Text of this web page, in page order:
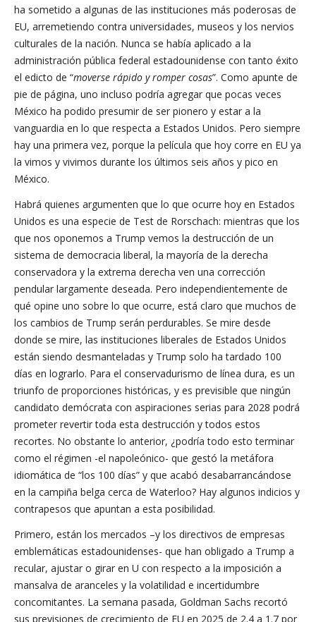
ha sometido a algunas de las instituciones más poderosas de
EU, arremetiendo contra universidades, museos y los nervios
culturales de la nación. Nunca se había aplicado a la
administración pública federal estadounidense con tanto éxito
el edicto de “moverse rápido y romper cosas”. Como apunte de
pie de página, uno incluso podría agregar que pocas veces
México ha podido presumir de ser pionero y estar a la
vanguardia en lo que respecta a Estados Unidos. Pero siempre
hay una primera vez, porque la película que hoy corre en EU ya
la vimos y vivimos durante los últimos seis años y pico en
México.
Habrá quienes argumenten que lo que ocurre hoy en Estados
Unidos es una especie de Test de Rorschach: mientras que los
que nos oponemos a Trump vemos la destrucción de un
sistema de democracia liberal, la mayoría de la derecha
conservadora y la extrema derecha ven una corrección
pendular largamente deseada. Pero independientemente de
qué opine uno sobre lo que ocurre, está claro que muchos de
los cambios de Trump serán perdurables. Se mire desde
donde se mire, las instituciones liberales de Estados Unidos
están siendo desmanteladas y Trump solo ha tardado 100
días en lograrlo. Para el conservadurismo de línea dura, es un
triunfo de proporciones históricas, y es previsible que ningún
candidato demócrata con aspiraciones serias para 2028 podrá
prometer revertir toda esta destrucción y todos estos
recortes. No obstante lo anterior, ¿podría todo esto terminar
como el régimen -el napoleónico- que gestó la metáfora
idiomática de “los 100 días” y que acabó desabarrancándose
en la campiña belga cerca de Waterloo? Hay algunos indicios y
contrapesos que apuntan a esta posibilidad.
Primero, están los mercados –y los directivos de empresas
emblemáticas estadounidenses- que han obligado a Trump a
recular, ajustar o girar en U con respecto a la imposición a
mansalva de aranceles y la volatilidad e incertidumbre
concomitantes. La semana pasada, Goldman Sachs recortó
sus previsiones de crecimiento de EU en 2025 de 2.4 a 1.7 por